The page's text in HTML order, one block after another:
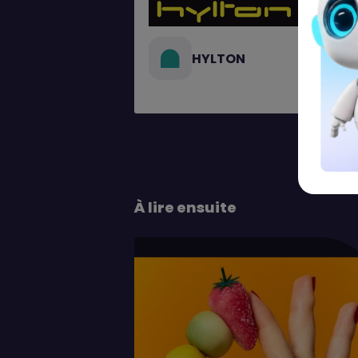
HYLTON
À lire ensuite